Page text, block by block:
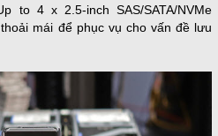
to 4 x 2.5-inch SAS/SATA/NVMe
mái để phục vụ cho vấn đề lưu